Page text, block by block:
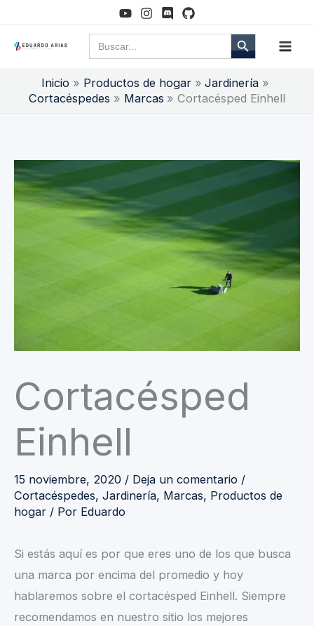
contenido
Buscar: Botón de búsqueda
Inicio Productos de hogar
Jardinería
Cortacéspedes
Marcas Cortacésped Einhell
Cortacésped
Einhell
15 noviembre, 2020 / Deja un comentario /
Cortacéspedes, Jardinería, Marcas, Productos de
hogar / Por Eduardo
Si estás aquí es por que eres uno de los que busca
una marca por encima del promedio y hoy
hablaremos sobre el cortacésped Einhell. Siempre
recomendamos en nuestro sitio los mejores